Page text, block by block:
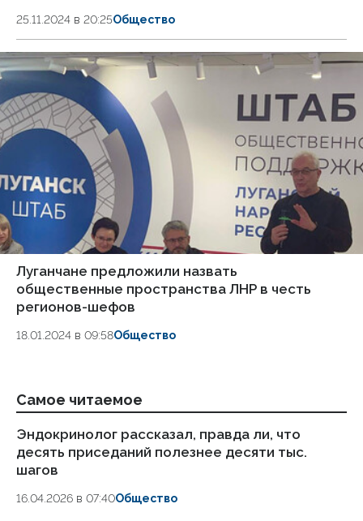
25.11.2024 в 20:25Общество
Луганчане предложили назвать
общественные пространства ЛНР в честь
регионов-шефов
18.01.2024 в 09:58Общество
Самое читаемое
Эндокринолог рассказал, правда ли, что
десять приседаний полезнее десяти тыс.
шагов
16.04.2026 в 07:40Общество